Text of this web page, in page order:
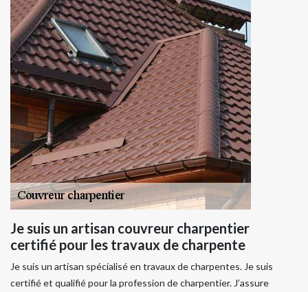
Je suis un artisan couvreur charpentier
certifié pour les travaux de charpente
Je suis un artisan spécialisé en travaux de charpentes. Je suis
certifié et qualifié pour la profession de charpentier. J’assure